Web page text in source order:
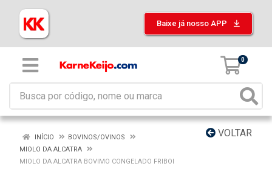
Baixe já nosso APP
0
VOLTAR
INÍCIO
BOVINOS/OVINOS
MIOLO DA ALCATRA
MIOLO DA ALCATRA BOVIMO CONGELADO FRIBOI